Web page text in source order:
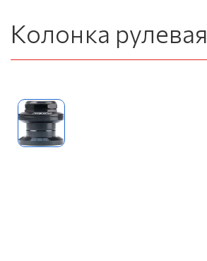
Колонка